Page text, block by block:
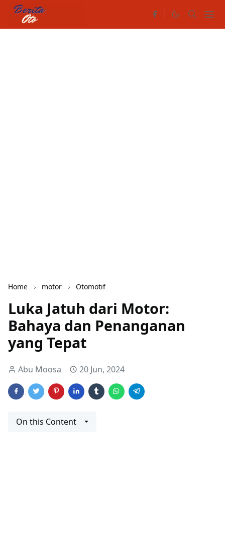
Home motor Otomotif
Luka Jatuh dari Motor:
Bahaya dan Penanganan
yang Tepat
Abu Moosa 20 Jun, 2024
On this Content